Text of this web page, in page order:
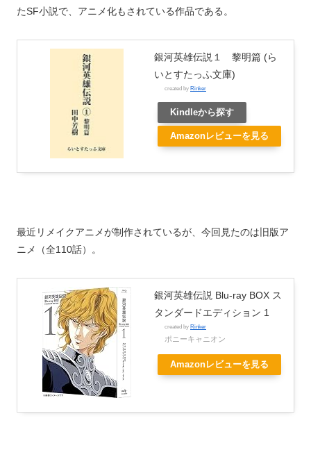
たSF小説で、アニメ化もされている作品である。
銀河英雄伝説１ 黎明篇 (ら
いとすたっふ文庫)
created by Rinker
Kindleから探す
Amazonレビューを見る
最近リメイクアニメが制作されているが、今回見たのは旧版ア
ニメ（全110話）。
銀河英雄伝説 Blu-ray BOX ス
タンダードエディション 1
created by Rinker
ポニーキャニオン
Amazonレビューを見る